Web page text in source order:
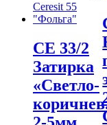
CE 33/2
Затирка
«Светло-